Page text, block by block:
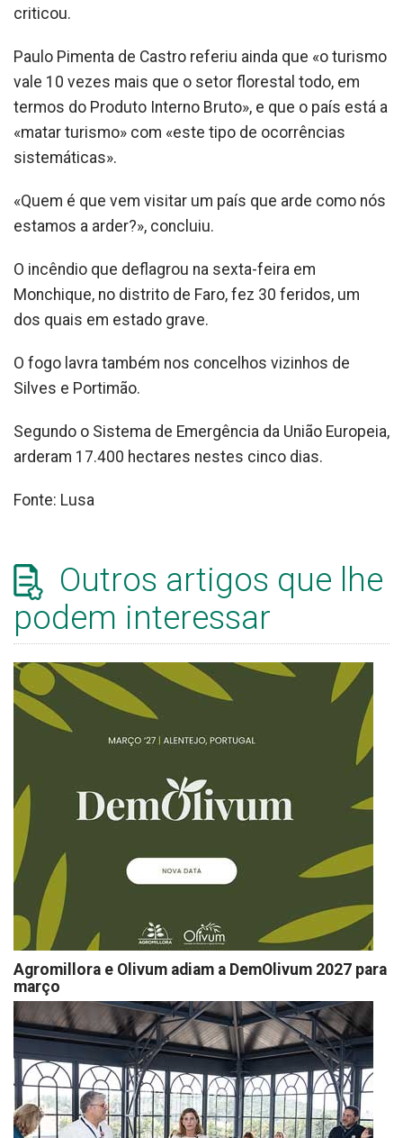
criticou.
Paulo Pimenta de Castro referiu ainda que «o turismo
vale 10 vezes mais que o setor florestal todo, em
termos do Produto Interno Bruto», e que o país está a
«matar turismo» com «este tipo de ocorrências
sistemáticas».
«Quem é que vem visitar um país que arde como nós
estamos a arder?», concluiu.
O incêndio que deflagrou na sexta-feira em
Monchique, no distrito de Faro, fez 30 feridos, um
dos quais em estado grave.
O fogo lavra também nos concelhos vizinhos de
Silves e Portimão.
Segundo o Sistema de Emergência da União Europeia,
arderam 17.400 hectares nestes cinco dias.
Fonte: Lusa
Outros artigos que lhe
podem interessar
Agromillora e Olivum adiam a DemOlivum 2027 para
março